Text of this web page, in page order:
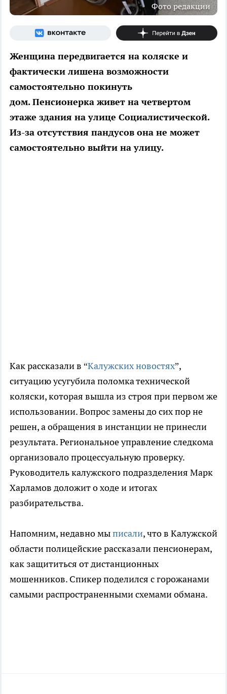
Фото редакции
Женщина передвигается на коляске и
фактически лишена возможности
самостоятельно покинуть
дом. Пенсионерка живет на четвертом
этаже здания на улице Социалистической.
Из-за отсутствия пандусов она не может
самостоятельно выйти на улицу.
Как рассказали в “Калужских новостях”,
ситуацию усугубила поломка технической
коляски, которая вышла из строя при первом же
использовании. Вопрос замены до сих пор не
решен, а обращения в инстанции не принесли
результата. Региональное управление следкома
организовало процессуальную проверку.
Руководитель калужского подразделения Марк
Харламов доложит о ходе и итогах
разбирательства.
Напомним, недавно мыписали, что в Калужской
области полицейские рассказали пенсионерам,
как защититься от дистанционных
мошенников. Спикер поделился с горожанами
самыми распространенными схемами обмана.